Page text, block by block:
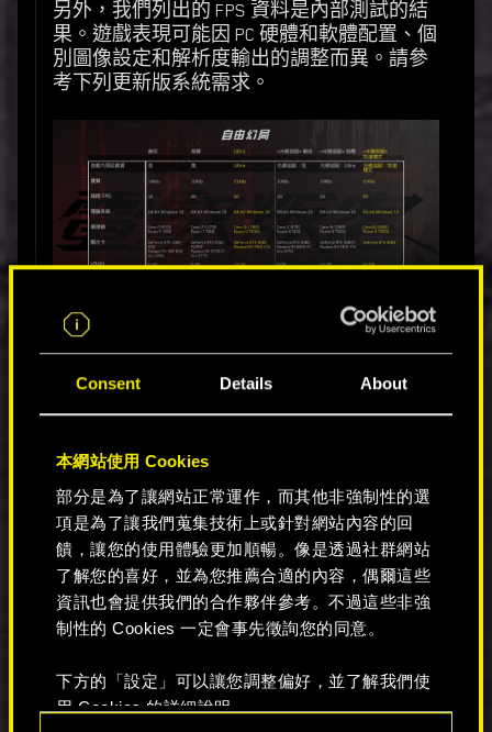
Consent Details About
本網站使用 Cookies
部分是為了讓網站正常運作，而其他非強制性的選
項是為了讓我們蒐集技術上或針對網站內容的回
饋，讓您的使用體驗更加順暢。像是透過社群網站
了解您的喜好，並為您推薦合適的內容，偶爾這些
資訊也會提供我們的合作夥伴參考。不過這些非強
制性的 Cookies 一定會事先徵詢您的同意。
下方的「設定」可以讓您調整偏好，並了解我們使
用 Cookies 的詳細說明。
另外，我們列出的 FPS 資料是內部測試的結
果。遊戲表現可能因 PC 硬體和軟體配置、個
別圖像設定和解析度輸出的調整而異。請參
考下列更新版系統需求。
Alt Text:
追蹤的情況。
最低配置：遊戲內畫質預設為低。解析度：
1080p。預期幀率：30。作業系統：64位元的
Windows 10。處理器：Core i7-6700 或 Ryzen 5
1600。顯示卡：Geforce GTX 1060 6GB 或
Radeon RX 580 8GB 或 Arc A380。顯示記憶
體：6 GB。記憶體：12GB。儲存空間：70 GB
建議配置：遊戲內畫質預設為高。解析度：
1080p。預期幀率：60。作業系統：64 位元
的 Windows 10。處理器：Core i7-12700 或